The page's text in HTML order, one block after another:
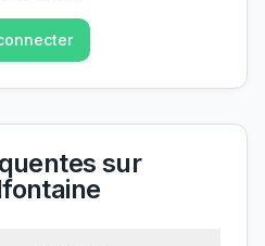
sur